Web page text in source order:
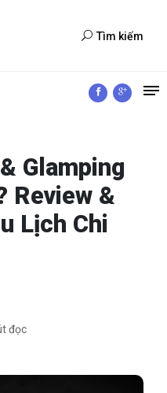
Tìm kiếm
Glamping
Review &
Lịch Chi
đọc